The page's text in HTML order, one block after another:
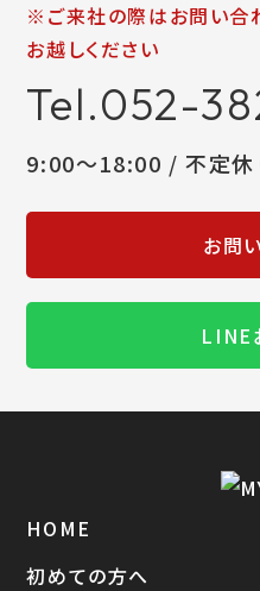
※ご来社の際はお問い合
お越しください
Tel.052-
9:00～18:00 / 不定休
お問
LINE
HOME
初めての方へ